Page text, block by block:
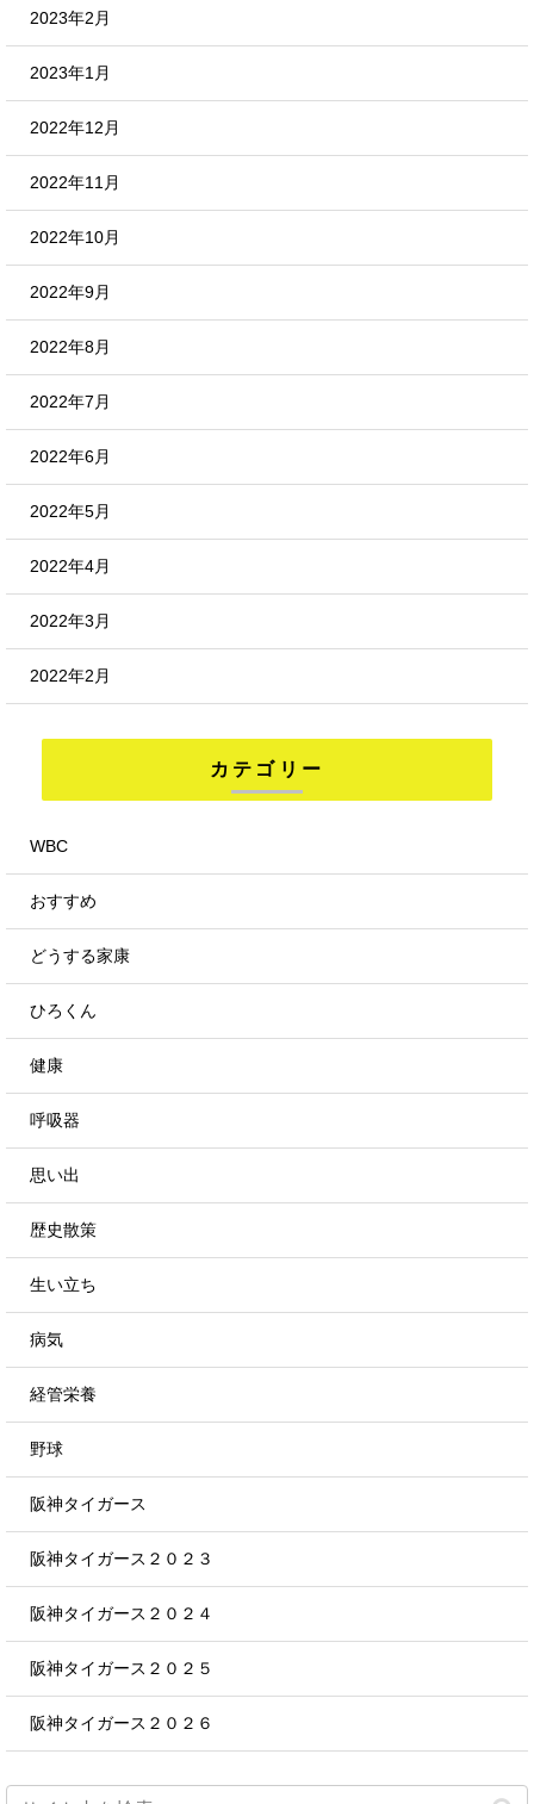
2023年2月
2023年1月
2022年12月
2022年11月
2022年10月
2022年9月
2022年8月
2022年7月
2022年6月
2022年5月
2022年4月
2022年3月
2022年2月
カテゴリー
WBC
おすすめ
どうする家康
ひろくん
健康
呼吸器
思い出
歴史散策
生い立ち
病気
経管栄養
野球
阪神タイガース
阪神タイガース２０２３
阪神タイガース２０２４
阪神タイガース２０２５
阪神タイガース２０２６